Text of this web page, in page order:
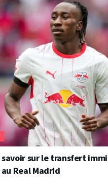
savoir sur le transfert
Real Madrid